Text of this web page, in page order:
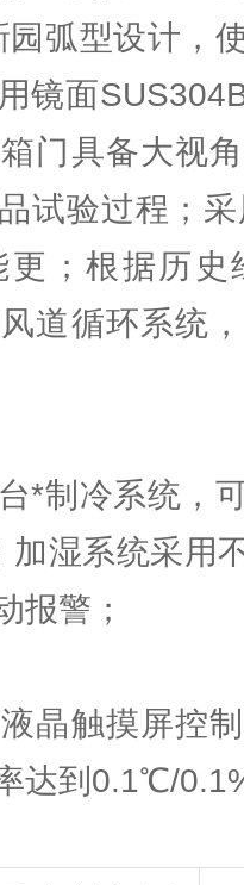
弧型设计，
镜面
门具备大视
试验过程；
；根据历史
道循环系统
*制冷系统，
加湿系统采用
报警；
晶触摸屏控
达到0.1℃/